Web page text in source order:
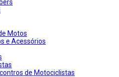
Motos
e Acessórios
de Motociclistas